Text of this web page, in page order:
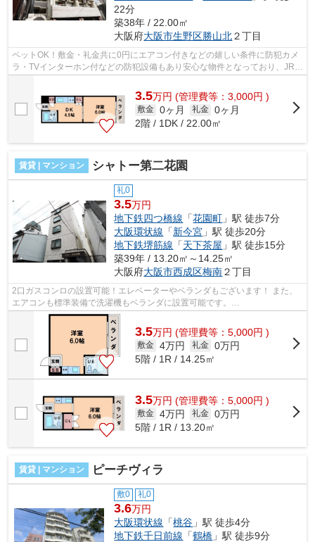
22分
築38年 / 22.00㎡
大阪府大阪市生野区勝山北２丁目
ペットOK！敷金・礼金共に0円にエアコン付きなどの嬉しい条件に防犯カメ
ラ・TVインターホン付などの防犯設備もあり安心な物件となっており、JR大
3.5万円 (管理費等：3,000円 )
敷金 0ヶ月 礼金 0ヶ月
2階 / 1DK / 22.00㎡
賃貸 | マンション シャトー第二花園
礼0
3.5万円
地下鉄四つ橋線 「花園町 」駅 徒歩7分
大阪環状線 「新今宮 」駅 徒歩20分
地下鉄堺筋線 「天下茶屋 」駅 徒歩15分
築39年 / 13.20㎡～14.25㎡
大阪府大阪市西成区梅南２丁目
2口ガスコンロの設置可能！エレベーターやベランダもございます！ また、
エアコンも標準装備で洗濯機もベランダに設置可能です。
■□■□■□■□■□■□■□■□■□■□■□■□■□■□■□■□■□■□■□■□ ご覧いた...
3.5万円 (管理費等：5,000円 )
敷金 4万円 礼金 0万円
5階 / 1R / 14.25㎡
3.5万円 (管理費等：5,000円 )
敷金 4万円 礼金 0万円
5階 / 1R / 13.20㎡
賃貸 | マンション ピーチヴィラ
敷0 礼0
3.6万円
大阪環状線 「桃谷 」駅 徒歩4分
地下鉄千日前線 「鶴橋 」駅 徒歩9分